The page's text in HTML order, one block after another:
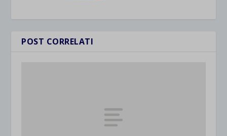
POST CORRELATI